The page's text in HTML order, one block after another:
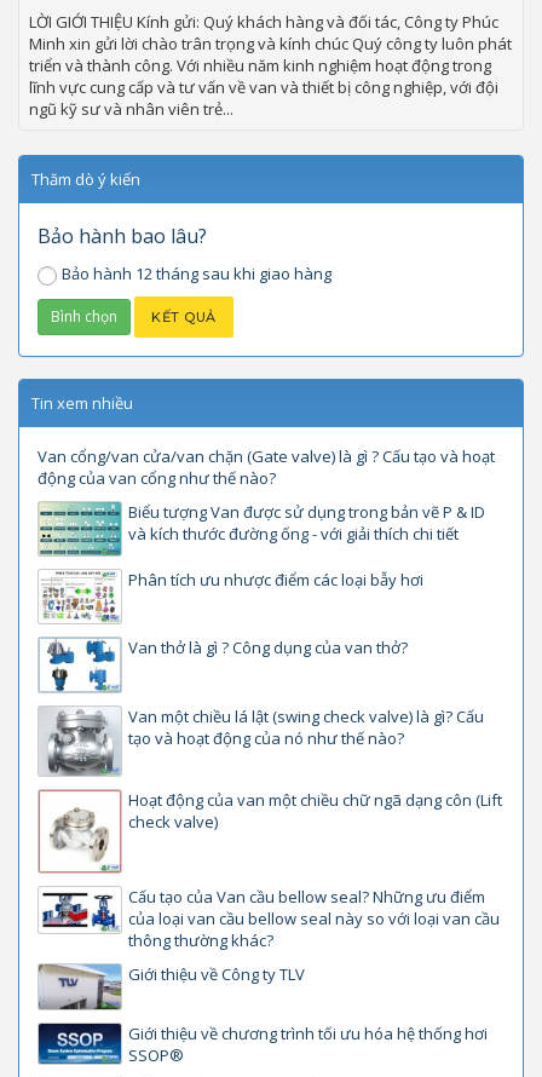
LỜI GIỚI THIỆU Kính gửi: Quý khách hàng và đối tác, Công ty Phúc
Minh xin gửi lời chào trân trọng và kính chúc Quý công ty luôn phát
triển và thành công. Với nhiều năm kinh nghiệm hoạt động trong
lĩnh vực cung cấp và tư vấn về van và thiết bị công nghiệp, với đội
ngũ kỹ sư và nhân viên trẻ...
Thăm dò ý kiến
Bảo hành bao lâu?
Bảo hành 12 tháng sau khi giao hàng
Tin xem nhiều
Van cổng/van cửa/van chặn (Gate valve) là gì ? Cấu tạo và hoạt
động của van cổng như thế nào?
Biểu tượng Van được sử dụng trong bản vẽ P & ID
và kích thước đường ống - với giải thích chi tiết
Phân tích ưu nhược điểm các loại bẫy hơi
Van thở là gì ? Công dụng của van thở?
Van một chiều lá lật (swing check valve) là gì? Cấu
tạo và hoạt động của nó như thế nào?
Hoạt động của van một chiều chữ ngã dạng côn (Lift
check valve)
Cấu tạo của Van cầu bellow seal? Những ưu điểm
của loại van cầu bellow seal này so với loại van cầu
thông thường khác?
Giới thiệu về Công ty TLV
Giới thiệu về chương trình tối ưu hóa hệ thống hơi
SSOP®